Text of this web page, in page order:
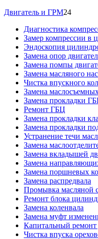
Двигатель и ГРМ24
Диагностика
Замер компрессии в
Эндоскопия
Замена опор
Замена помпы
Замена масляного
Чистка впускного
Замена
Замена прокладки
Ремонт ГБЦ
Замена прокладки
Замена прокладки
Устранение течи
Замена
Замена вкладышей
Замена
Замена поршневых
Замена распредвала
Промывка масляной
Ремонт блока
Замена коленвала
Замена муфт
Капитальный ремонт
Чистка впуска